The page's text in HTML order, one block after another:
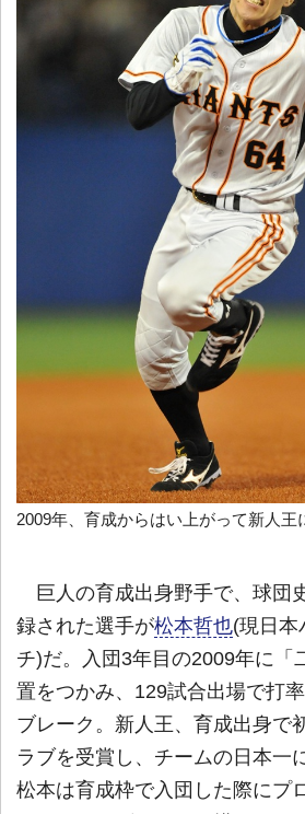
2009年、育成からはい上がって新人王
巨人の育成出身野手で、球団
録された選手が松本哲也(現日本
チ)だ。入団3年目の2009年に「
置をつかみ、129試合出場で打
ブレーク。新人王、育成出身で
ラブを受賞し、チームの日本一
松本は育成枠で入団した際にプ